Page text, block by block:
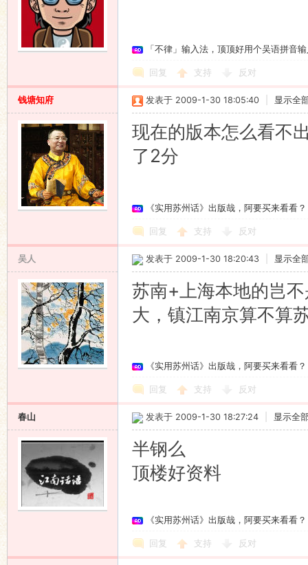
「不律」输入法，顶顶好用个吴语拼音
回复 支持 反对
钱塘知府 发表于 2009-1-30 18:05:40 显示全
现在的版本怎么看不
了2分
《实用苏州话》出版哉，阿要买来看看？
回复 支持 反对
吴人 发表于 2009-1-30 18:20:43 显示全
苏南+上海本地的岂
大，镇江南京算不算
《实用苏州话》出版哉，阿要买来看看？
回复 支持 反对
春山 发表于 2009-1-30 18:27:24 显示全
半钢么
顶楼好资料
《实用苏州话》出版哉，阿要买来看看？
回复 支持 反对